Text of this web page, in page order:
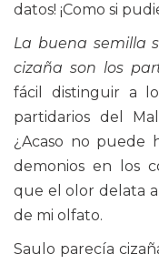
datos! ¡Como si
La buena semilla
cizaña son los
fácil distinguir a
partidarios del
¿Acaso no puede
demonios en los
que el olor delata
de mi olfato.
Saulo parecía